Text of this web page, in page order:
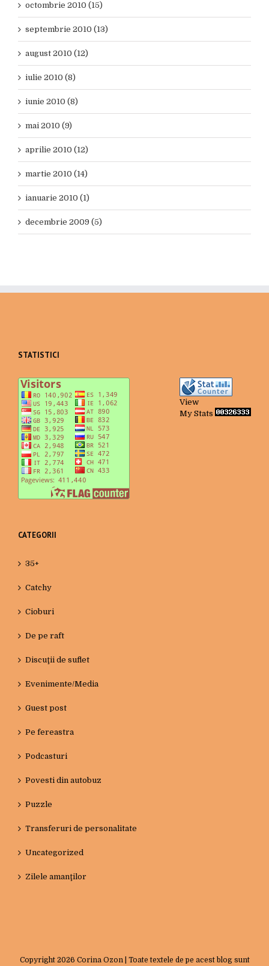
octombrie 2010 (15)
septembrie 2010 (13)
august 2010 (12)
iulie 2010 (8)
iunie 2010 (8)
mai 2010 (9)
aprilie 2010 (12)
martie 2010 (14)
ianuarie 2010 (1)
decembrie 2009 (5)
STATISTICI
View
My Stats
CATEGORII
35+
Catchy
Cioburi
De pe raft
Discuţii de suflet
Evenimente/Media
Guest post
Pe fereastra
Podcasturi
Povesti din autobuz
Puzzle
Transferuri de personalitate
Uncategorized
Zilele amanţilor
Copyright 2026 Corina Ozon | Toate textele de pe acest blog sunt